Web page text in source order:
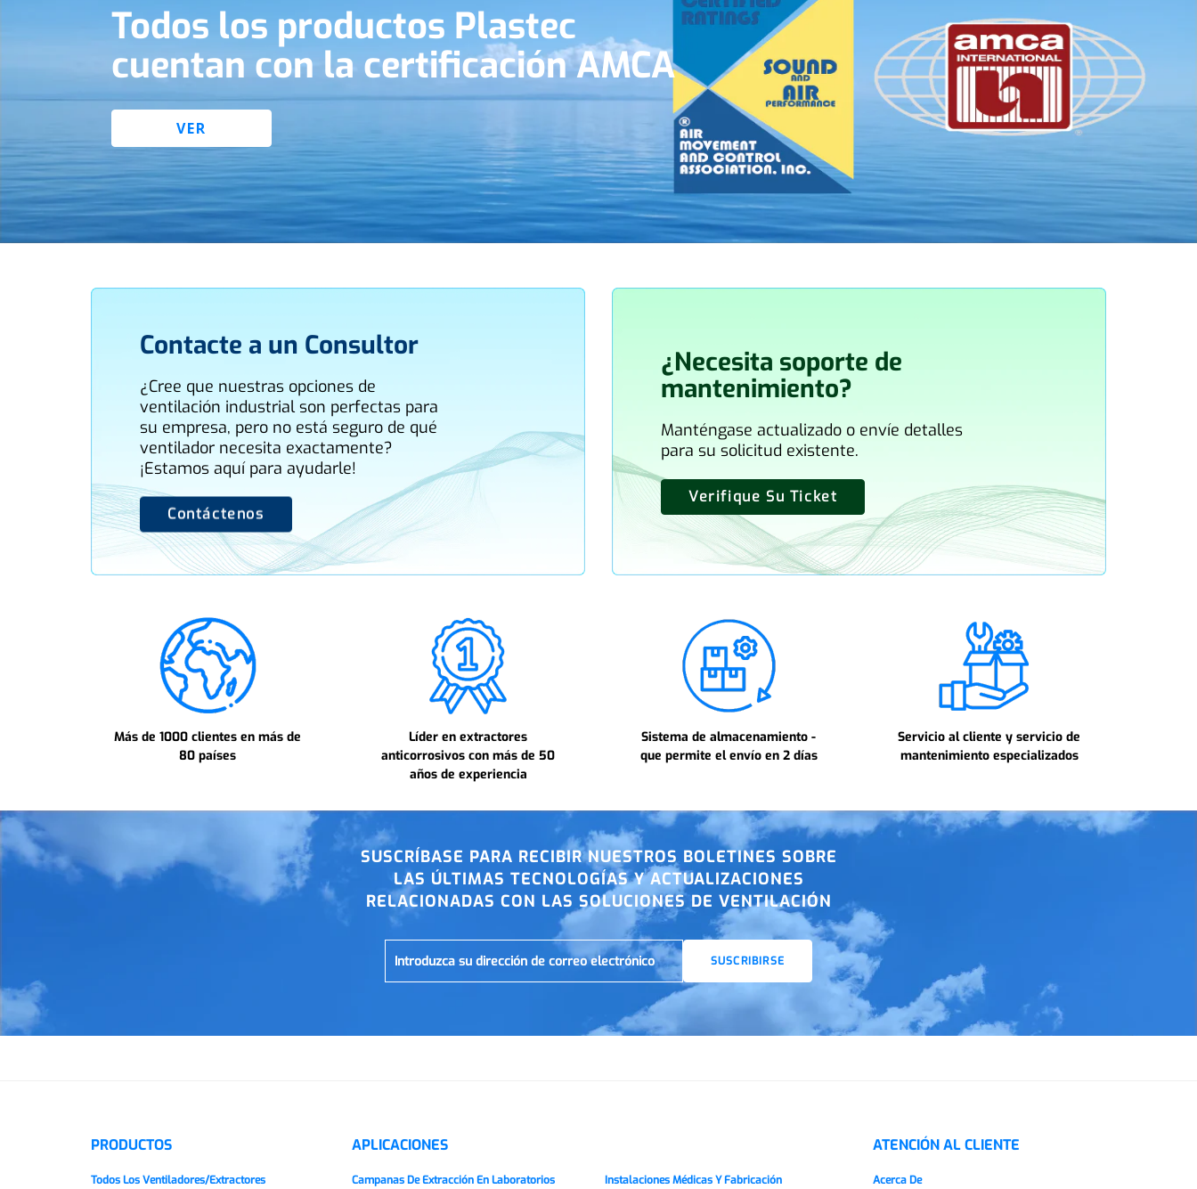
Todos los productos Plastec
cuentan con la certificación AMCA
VER
Contacte a un Consultor
¿Cree que nuestras opciones de
ventilación industrial son perfectas para
su empresa, pero no está seguro de qué
ventilador necesita exactamente?
¡Estamos aquí para ayudarle!
Contáctenos
¿Necesita soporte de
mantenimiento?
Manténgase actualizado o envíe detalles
para su solicitud existente.
Verifique Su Ticket
Más de 1000 clientes en más de
80 países
Líder en extractores
anticorrosivos con más de 50
años de experiencia
Sistema de almacenamiento -
que permite el envío en 2 días
Servicio al cliente y servicio de
mantenimiento especializados
SUSCRÍBASE PARA RECIBIR NUESTROS BOLETINES SOBRE
LAS ÚLTIMAS TECNOLOGÍAS Y ACTUALIZACIONES
RELACIONADAS CON LAS SOLUCIONES DE VENTILACIÓN
SUSCRIBIRSE
PRODUCTOS
Todos Los Ventiladores/extractores
APLICACIONES
Campanas De Extracción En Laboratorios Instalaciones Médicas Y Fabricación
ATENCIÓN AL CLIENTE
Acerca De